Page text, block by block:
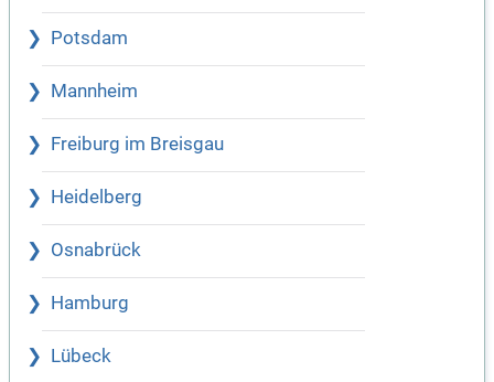
Potsdam
Mannheim
Freiburg im Breisgau
Heidelberg
Osnabrück
Hamburg
Lübeck